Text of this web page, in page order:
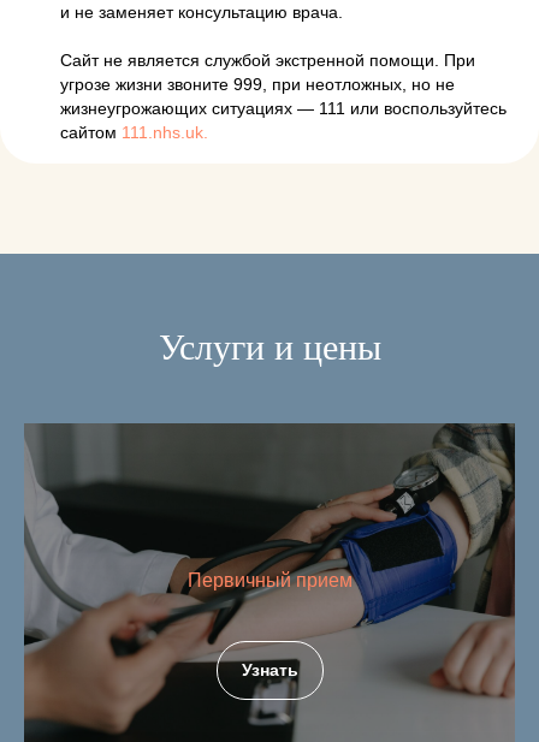
и не заменяет консультацию врача.
Сайт не является службой экстренной помощи. При
угрозе жизни звоните 999, при неотложных, но не
жизнеугрожающих ситуациях — 111 или воспользуйтесь
сайтом 111.nhs.uk.
Услуги и цены
Первичный прием
Узнать